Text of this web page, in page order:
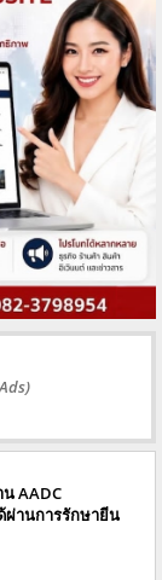
AADC
ผ่านการรักษายีน